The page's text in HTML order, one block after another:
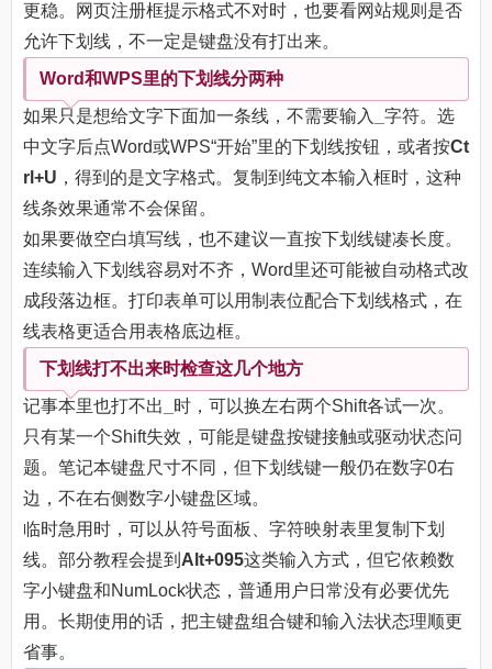
更稳。网页注册框提示格式不对时，也要看网站规则是否
允许下划线，不一定是键盘没有打出来。
Word和WPS里的下划线分两种
如果只是想给文字下面加一条线，不需要输入
字符。选
中文字后点Word或WPS“开始”里的下划线按钮，或者按Ct
rl+U ，得到的是文字格式。复制到纯文本输入框时，这种
线条效果通常不会保留。
如果要做空白填写线，也不建议一直按下划线键凑长度。
连续输入下划线容易对不齐，Word里还可能被自动格式改
成段落边框。打印表单可以用制表位配合下划线格式，在
线表格更适合用表格底边框。
下划线打不出来时检查这几个地方
记事本里也打不出
时，可以换左右两个Shift各试一次。
只有某一个Shift失效，可能是键盘按键接触或驱动状态问
题。笔记本键盘尺寸不同，但下划线键一般仍在数字0右
边，不在右侧数字小键盘区域。
临时急用时，可以从符号面板、字符映射表里复制下划
线。部分教程会提到 Alt+095这类输入方式，但它依赖数
字小键盘和NumLock状态，普通用户日常没有必要优先
用。长期使用的话，把主键盘组合键和输入法状态理顺更
省事。